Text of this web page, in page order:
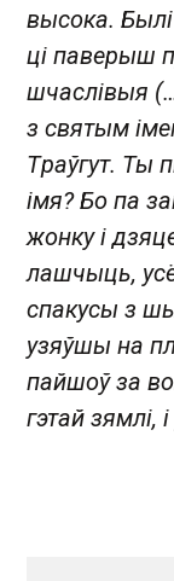
высока.
ці паверыш
шчаслівыя
з святым
Tраўгут. Ты
імя? Бо па
жонку і
лашчыць,
спакусы з
узяўшы на
пайшоў за
гэтай зямлі,